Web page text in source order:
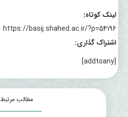
لینک کوتاه:
https://basij.shahed.ac.ir/?p=54196
اشتراک گذاری:
[addtoany]
مطالب مرتبط